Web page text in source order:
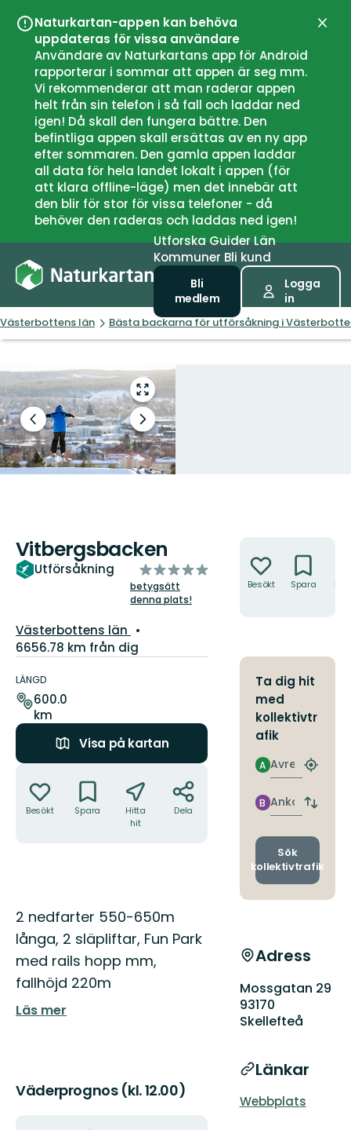
Naturkartan-appen kan behöva
uppdateras för vissa användare
Användare av Naturkartans app för Android
rapporterar i sommar att appen är seg mm.
Vi rekommenderar att man raderar appen
helt från sin telefon i så fall och laddar ned
igen! Då skall den fungera bättre. Den
befintliga appen skall ersättas av en ny app
efter sommaren. Den gamla appen laddar
all data för hela landet lokalt i appen (för
att klara offline-läge) men det innebär att
den blir för stor för vissa telefoner - då
behöver den raderas och laddas ned igen!
UtforskaGuiderLän
Kommuner Bli kund
Bli
medlem
Logga
in
Västerbottens län Bästa backarna för utförsåkning i
Gå
till
helskärmsläge
Föregående
bild
Nästa
bildspel
Vitbergsbacken
Utförsåkning
av
5
stjärnor
betygsätt
denna plats!
Län:
Västerbottens län
6656.78 km från dig
om
leden
LÄNGD
600.0
km
Visa på kartan
Besökt Spara
Hitta
hit
Dela
Beskrivning
2 nedfarter 550-650m
långa, 2 släpliftar, Fun Park
med rails hopp mm,
fallhöjd 220m
Läs mer
Väderprognos (kl. 12.00)
Besökt Spara
Ta dig hit
med
kollektivtr
afik
Avresa
A
Hitta
Ankomst
B
Byt
och
Sök
kollektivtrafik
Adress
Mossgatan 29
93170
Skellefteå
Länkar
Webbplats